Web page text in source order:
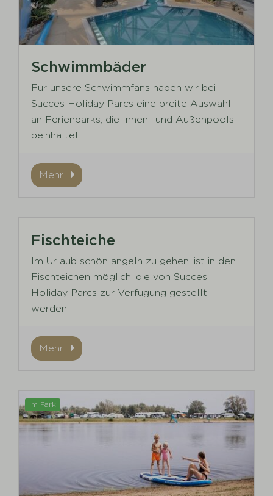
Schwimmbäder
Für unsere Schwimmfans haben wir bei
Succes Holiday Parcs eine breite Auswahl
an Ferienparks, die Innen- und Außenpools
beinhaltet.
Mehr
Fischteiche
Im Urlaub schön angeln zu gehen, ist in den
Fischteichen möglich, die von Succes
Holiday Parcs zur Verfügung gestellt
werden.
Mehr
Im Park